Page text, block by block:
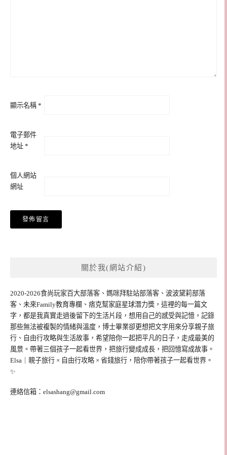
顯示名稱 *
電子郵件
地址 *
個人網站
網址
關於我(網站介紹)
2020-2026食尚玩家百大部落客、媽咪拜駐站部落客、波波黛莉部落
客、未來Family教育專欄、痞克幫家庭星球潛力獎，這裡的每一篇文
字，都是我真實走過後留下的生活片段，想用自己的感受與記憶，記錄
那些無法被複製的情緒與溫度，博士畢業卻更想把文字用來分享親子旅
行、自由行攻略與生活故事，希望陪你一起把平凡的日子，走成最美的
風景。帶著三個孩子一起看世界，把旅行變成成長，把回憶寫成故事。
Elsa｜親子旅行 × 自由行攻略 × 省錢旅行，陪你帶著孩子一起看世界。
✨
連絡信箱： elsashang@gmail.com